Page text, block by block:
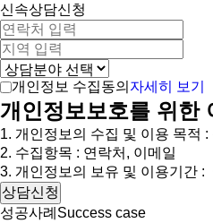
신속상담신청
개인정보 수집동의 자세히 보기
개인정보보호를 위한
1. 개인정보의 수집 및 이용 목적 :
2. 수집항목 : 연락처, 이메일
3. 개인정보의 보유 및 이용기간
상담신청
성공사례 Success case